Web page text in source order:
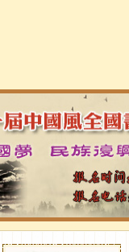
名家艺术邀请展”
村艺术写生